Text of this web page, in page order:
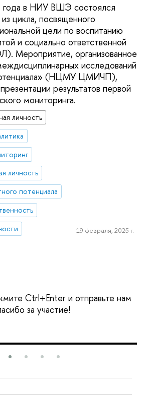
года в НИУ ВШЭ состоялся
цикла, посвященного
цели по воспитанию
и социально ответственной
Мероприятие, организованное
исследований
(НЦМУ ЦМИЧП),
результатов первой
мониторинга.
личность
личность
потенциала
19 февраля, 2025 г.
Ctrl+Enter и отправьте нам
за участие!